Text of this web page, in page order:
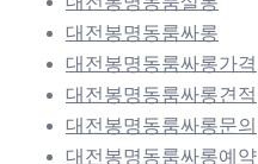
대전봉명동룸싸롱
대전봉명동룸싸롱가격
대전봉명동룸싸롱견적
대전봉명동룸싸롱문의
대전봉명동룸싸롱예약